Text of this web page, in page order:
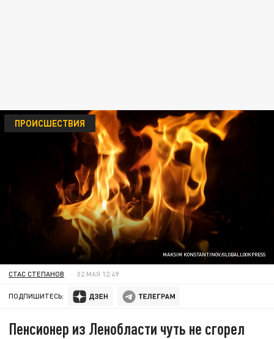
MAKSIM KONSTANTINOV/GLOBALLOOKPRESS
ПРОИСШЕСТВИЯ
СТАС СТЕПАНОВ 02 МАЯ 12:49
ПОДПИШИТЕСЬ:
Пенсионер из Ленобласти чуть не сгорел